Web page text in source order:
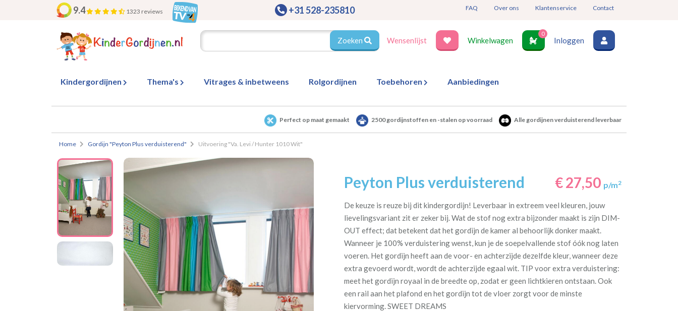
9.4 1323 reviews +31 528-235810 FAQ Over ons Klantenservice Contact
Zoeken Wensenlijst Winkelwagen
0
Inloggen
Kindergordijnen Thema's Vitrages & inbetweens Rolgordijnen Toebehoren Aanbiedingen
Perfect op maat gemaakt 2500 gordijnstoffen en -stalen op voorraad Alle gordijnen verduisterend leverbaar
Home Gordijn "Peyton Plus verduisterend" Uitvoering "Va. Levi / Hunter 1010 Wit"
Peyton Plus verduisterend € 27,50 p/m2
De keuze is reuze bij dit kindergordijn! Leverbaar in extreem veel kleuren, jouw
lievelingsvariant zit er zeker bij. Wat de stof nog extra bijzonder maakt is zijn DIM-
OUT effect; dat betekent dat het gordijn de kamer al behoorlijk donker maakt.
Wanneer je 100% verduistering wenst, kun je de soepelvallende stof óók nog laten
voeren. Het gordijn heeft aan de voor- en achterzijde dezelfde kleur, wanneer deze
extra gevoerd wordt, wordt de achterzijde egaal wit. TIP voor extra verduistering:
meet het gordijn royaal in de breedte op, zodat er geen lichtkieren ontstaan. Ook
een rail aan het plafond en het gordijn tot de vloer zorgt voor de minste
kiervorming. SWEET DREAMS